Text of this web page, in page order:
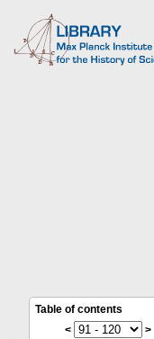
Table of contents
<
>